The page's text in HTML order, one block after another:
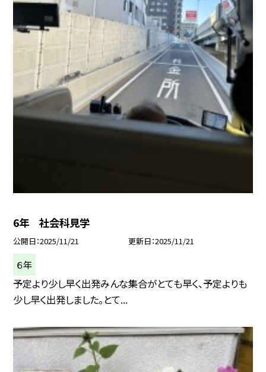
6年 社会科見学
公開日 2025/11/21 更新日 2025/11/21
６年
予定より少し早く出発みんな集合がとても早く、予定よりも
少し早く出発しました。とて...